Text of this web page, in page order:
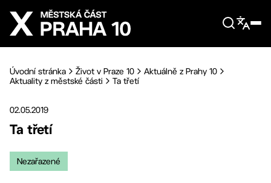
Přejít na hlavní obsah
Úvodní stránka Život v Praze 10
Aktuálně z Prahy 10
Aktuality z městské části
Ta třetí
02.05.2019
Ta třetí
Nezařazené